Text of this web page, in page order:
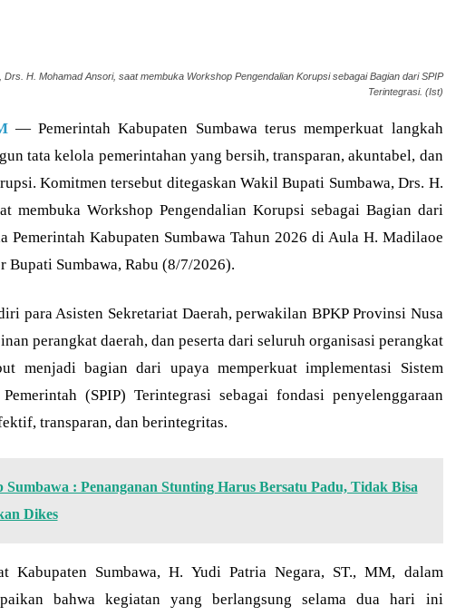
Drs. H. Mohamad Ansori, saat membuka Workshop Pengendalian Korupsi sebagai Bagian dari SPIP
Terintegrasi. (Ist)
— Pemerintah Kabupaten Sumbawa terus memperkuat langkah
tata kelola pemerintahan yang bersih, transparan, akuntabel, dan
Komitmen tersebut ditegaskan Wakil Bupati Sumbawa, Drs. H.
membuka Workshop Pengendalian Korupsi sebagai Bagian dari
Pemerintah Kabupaten Sumbawa Tahun 2026 di Aula H. Madilaoe
Sumbawa, Rabu (8/7/2026).
para Asisten Sekretariat Daerah, perwakilan BPKP Provinsi Nusa
perangkat daerah, dan peserta dari seluruh organisasi perangkat
menjadi bagian dari upaya memperkuat implementasi Sistem
(SPIP) Terintegrasi sebagai fondasi penyelenggaraan
transparan, dan berintegritas.
Sumbawa : Penanganan Stunting Harus Bersatu Padu, Tidak Bisa
Dikes
Kabupaten Sumbawa, H. Yudi Patria Negara, ST., MM, dalam
bahwa kegiatan yang berlangsung selama dua hari ini